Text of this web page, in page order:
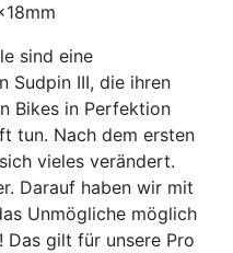
sind eine
Sudpin III, die ihren
Bikes in Perfektion
tun. Nach dem ersten
vieles verändert.
Darauf haben wir mit
Unmögliche möglich
gilt für unsere Pro